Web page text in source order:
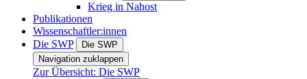
Krieg in Nahost
Publikationen
Wissenschaftler:innen
Die SWP
Die SWP
Navigation zuklappen
Zur Übersicht: Die SWP